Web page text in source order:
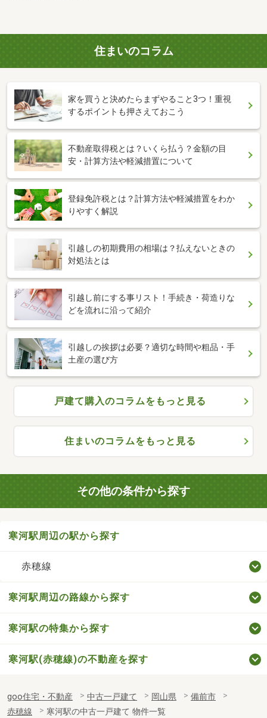
住まいのコラム
家を買うと決めたらまずやること3つ！重視
するポイントも押さえておこう
不動産取得税とは？いくら払う？金額の目
安・計算方法や軽減措置について
登録免許税とは？計算方法や軽減措置をわか
りやすく解説
引越しの初期費用の相場は？払えないときの
対処法とは
引越し前にする事リスト！手続き・荷造りな
どを流れに沿って紹介
引越しの挨拶は必要？適切な時間や粗品・手
土産の選び方
戸建て購入のコラムをもっと見る
住まいのコラムをもっと見る
その他の条件から探す
寒河駅周辺の駅から探す
赤穂線
寒河駅周辺の路線から探す
寒河駅の特集から探す
寒河駅(赤穂線)の不動産を探す
goo住宅・不動産 中古一戸建て 岡山県
備前市
赤穂線
寒河駅の中古一戸建て 物件一覧